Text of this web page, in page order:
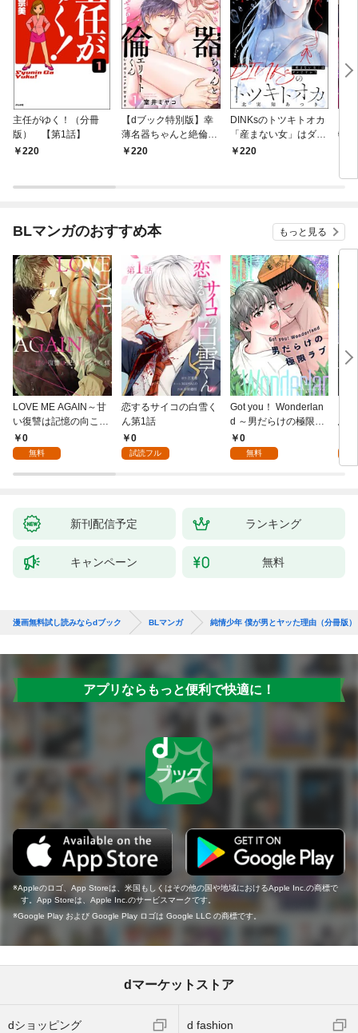
主任がゆく！（分冊
版） 【第1話】
220
【dブック特別版】幸
薄名器ちゃんと絶倫エ
リートくん むさぼりエ
220
DINKsのトツキトオカ
「産まない女」はダメ
ですか？（分冊版）
220
物
話】
BLマンガのおすすめ本 もっと見る
LOVE ME AGAIN～甘
い復讐は記憶の向こう
側～(1)
0
無料
恋するサイコの白雪く
ん第1話
0
試読フル
Got you！ Wonderlan
d ～男だらけの極限ラ
ブ～(1)
0
無料
鳥
新刊配信予定 ランキング
キャンペーン 無料
漫画無料試し読みならdブック BLマンガ 純情少年 僕が男とヤッた理由（分冊版）
アプリならもっと便利で快適に！
Appleのロゴ、App Storeは、米国もしくはその他の国や地域におけるApple Inc.の商標で
す。App Storeは、Apple Inc.のサービスマークです。
Google Play および Google Play ロゴは Google LLC の商標です。
dマーケットストア
dショッピング d fashion